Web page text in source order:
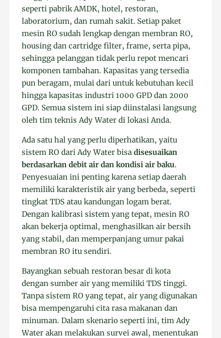
seperti pabrik AMDK, hotel, restoran,
laboratorium, dan rumah sakit. Setiap paket
mesin RO sudah lengkap dengan membran RO,
housing dan cartridge filter, frame, serta pipa,
sehingga pelanggan tidak perlu repot mencari
komponen tambahan. Kapasitas yang tersedia
pun beragam, mulai dari untuk kebutuhan kecil
hingga kapasitas industri 1000 GPD dan 2000
GPD. Semua sistem ini siap diinstalasi langsung
oleh tim teknis Ady Water di lokasi Anda.
Ada satu hal yang perlu diperhatikan, yaitu
sistem RO dari Ady Water bisadisesuaikan
berdasarkan debit air dan kondisi air baku.
Penyesuaian ini penting karena setiap daerah
memiliki karakteristik air yang berbeda, seperti
tingkat TDS atau kandungan logam berat.
Dengan kalibrasi sistem yang tepat, mesin RO
akan bekerja optimal, menghasilkan air bersih
yang stabil, dan memperpanjang umur pakai
membran RO itu sendiri.
Bayangkan sebuah restoran besar di kota
dengan sumber air yang memiliki TDS tinggi.
Tanpa sistem RO yang tepat, air yang digunakan
bisa mempengaruhi cita rasa makanan dan
minuman. Dalam skenario seperti ini, tim Ady
Water akan melakukan survei awal, menentukan